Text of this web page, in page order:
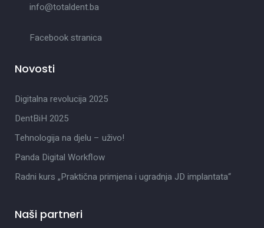
info@totaldent.ba
Facebook stranica
Novosti
Digitalna revolucija 2025
DentBiH 2025
Tehnologija na djelu – uživo!
Panda Digital Workflow
Radni kurs „Praktična primjena i ugradnja JD implantata“
Naši partneri